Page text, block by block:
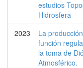
estudios
Hidrosfera
2023
La
función
la toma de
Atmosférico.